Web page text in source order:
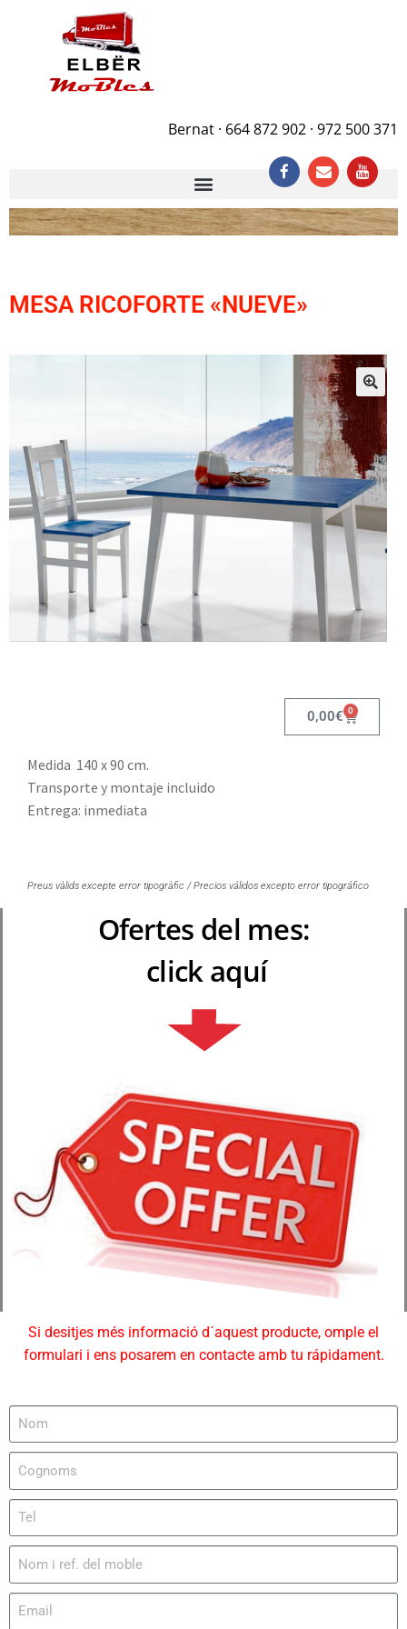
Bernat · 664 872 902 · 972 500 371
MESA RICOFORTE «NUEVE»
0,00€ 0
Medida 140 x 90 cm.
Transporte y montaje incluido
Entrega: inmediata
Preus vàlids excepte error tipogràfic / Precios válidos excepto error tipográfico
Ofertes del mes:
click aquí
Si desitjes més informació d´aquest producte, omple el
formulari i ens posarem en contacte amb tu rápidament.